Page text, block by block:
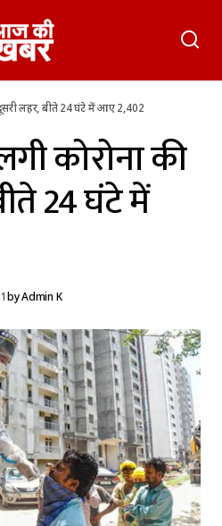
दूसरी लहर, बीते 24 घंटे में आए 2,402
लहर, बीते 24 घंटे में आए 2,402
कोरोना की
24 घंटे में
byAdmin K